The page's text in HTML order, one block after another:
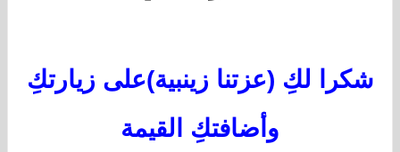
شكرا لكِ (عزتنا زينبية)على زيارتكِ
وأضافتكِ القيمة